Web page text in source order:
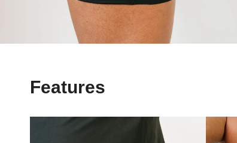
Features